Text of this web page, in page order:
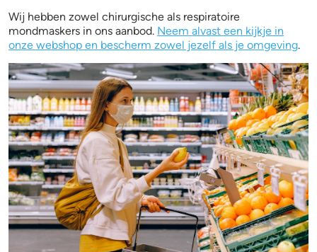
Wij hebben zowel chirurgische als respiratoire
mondmaskers in ons aanbod. Neem alvast een kijkje in
onze webshop en bescherm zowel jezelf als je omgeving.
mondmasker.jpg